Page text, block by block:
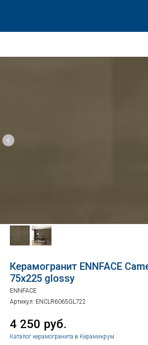
Керамогранит ENNFACE
75х225 glossy
ENNFACE
Артикул: ENCLR6065GL722
4 250 руб.
Каталог керамогранита в Керамикрум